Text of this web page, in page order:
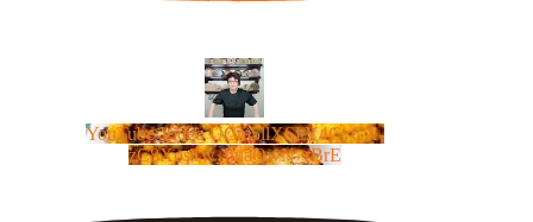
YouTube Video UCm5llXSLY4CyCX-
zC8XosTw_huaQwN_rBrE